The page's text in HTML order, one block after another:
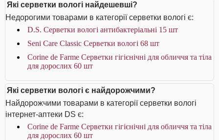
Які серветки вологі найдешевші?
Недорогими товарами в категорії серветки вологі є:
D.S. Серветки вологі антибактеріальні 15 шт
Seni Care Classic Серветки вологі 68 шт
Corine de Farme Серветки гігієнічні для обличчя та тіла
для дорослих 60 шт
Які серветки вологі є найдорожчими?
Найдорожчими товарами в категорії серветки вологі
інтернет-аптеки DS є:
Corine de Farme Серветки гігієнічні для обличчя та тіла
для дорослих 60 шт